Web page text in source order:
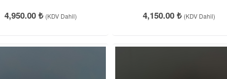
4,950.00 ₺ (KDV Dahil) 4,150.00 ₺ (KDV Dahil)